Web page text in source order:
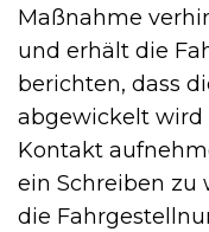
Maßnahme
und erhält die
berichten, dass
abgewickelt
Kontakt
ein Schreiben zu
die